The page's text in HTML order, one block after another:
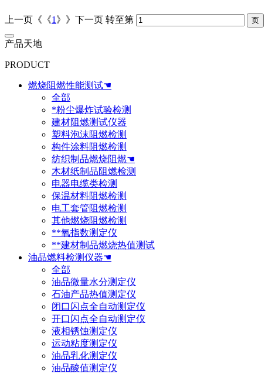
上一页《《1 》》下一页 转至第
产品天地
PRODUCT
燃烧阻燃性能测试☚
全部
*粉尘爆炸试验检测
建材阻燃测试仪器
塑料泡沫阻燃检测
构件涂料阻燃检测
纺织制品燃烧阻燃☚
木材纸制品阻燃检测
电器电缆类检测
保温材料阻燃检测
电工套管阻燃检测
其他燃烧阻燃检测
**氧指数测定仪
**建材制品燃烧热值测试
油品燃料检测仪器☚
全部
油品微量水分测定仪
石油产品热值测定仪
闭口闪点全自动测定仪
开口闪点全自动测定仪
液相锈蚀测定仪
运动粘度测定仪
油品乳化测定仪
油品酸值测定仪